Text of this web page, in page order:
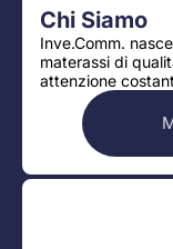
Chi Siamo
Inve.Comm.
materassi di
attenzione